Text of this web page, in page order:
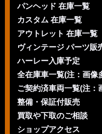
パンヘッド 在庫一覧
カスタム 在庫一覧
アウトレット 在庫一覧
ヴィンテージ パーツ販
ハーレー入庫予定
全在庫車一覧(注：画像
ご契約済車両一覧(注：
整備・保証付販売
買取や下取のご相談
ショップアクセス